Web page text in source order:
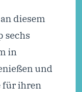
diesem
sechs
in
und
für ihren